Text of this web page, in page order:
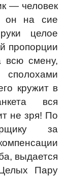
— человек
он на сие
целое
пропорции
всю смену,
кружит в
вся
не зря! По
за
выдается
Пару